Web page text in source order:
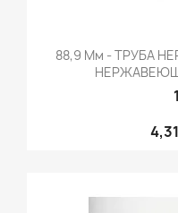
88,9 Мм - ТРУБА